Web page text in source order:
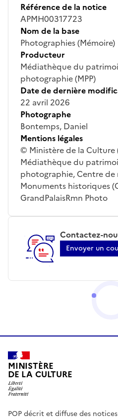
Référence de la notice
APMH00317723
Nom de la base
Photographies (Mémoire)
Producteur
Médiathèque du
photographie (MPP)
Date de dernière
22 avril 2026
Photographe
Bontemps, Daniel
Mentions légales
© Ministère de la Culture
Médiathèque du
photographie, Centre de
Monuments historiques
GrandPalaisRmn Photo
Contactez-
Envoyer un
MINISTÈRE
DE LA CULTURE
POP décrit et diffuse des